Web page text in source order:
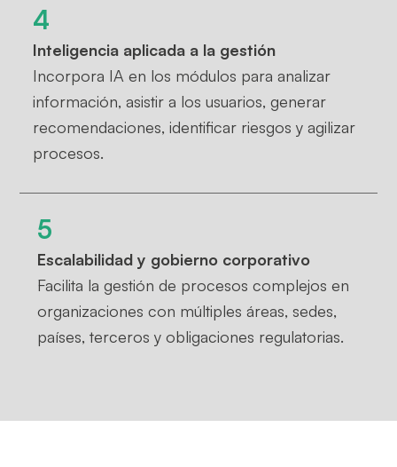
4
Inteligencia aplicada a la gestión
Incorpora IA en los módulos para analizar
información, asistir a los usuarios, generar
recomendaciones, identificar riesgos y agilizar
procesos.
5
Escalabilidad y gobierno corporativo
Facilita la gestión de procesos complejos en
organizaciones con múltiples áreas, sedes,
países, terceros y obligaciones regulatorias.